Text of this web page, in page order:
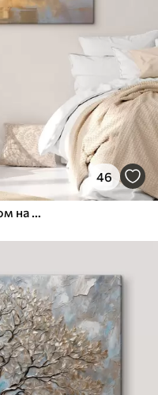
46
Пейзажна картина з вітрильником на тлі спокійного моря, помаранчево-жовтого неба, далеких гір